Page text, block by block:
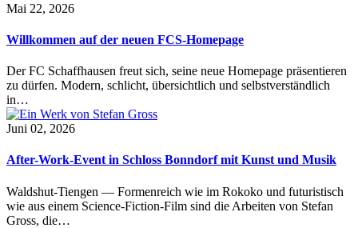
Mai 22, 2026
Willkommen auf der neuen FCS-Homepage
Der FC Schaffhausen freut sich, seine neue Homepage präsentieren
zu dürfen. Modern, schlicht, übersichtlich und selbstverständlich
in…
Juni 02, 2026
After-Work-Event in Schloss Bonndorf mit Kunst und Musik
Waldshut-Tiengen — Formenreich wie im Rokoko und futuristisch
wie aus einem Science-Fiction-Film sind die Arbeiten von Stefan
Gross, die…